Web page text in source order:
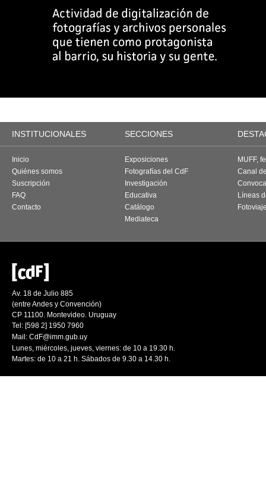
INSTITUCIONALES SECCIONES
Inicio
Quiénes somos
Suscripción
FAQ
Contacto
Exposiciones
Fotografías del CdF
Investigación
Educativa
Catálogo
Mediateca
MUFF,
Canal
Líneas
Av. 18 de Julio 885
(entre Andes y Convención)
CP 11100. Montevideo. Uruguay
Tel: [598 2] 1950 7960
Mail: CdF@imm.gub.uy
Lunes, miércoles, jueves, viernes: de 10 a 19.30 h.
Martes: de 10 a 21 h. Sábados de 9.30 a 14.30 h.